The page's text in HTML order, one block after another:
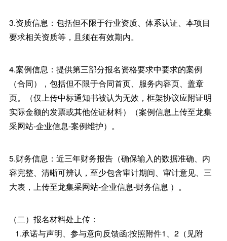
3.资质信息：包括但不限于行业资质、体系认证、本项目
要求相关资质等，且须在有效期内。
4.案例信息：提供第三部分报名资格要求中要求的案例
（合同），包括但不限于合同首页、服务内容页、盖章
页。（仅上传中标通知书被认为无效，框架协议应附证明
实际金额的发票或其他佐证材料）（案例信息上传至龙集
采网站-企业信息-案例维护）。
5.财务信息：近三年财务报告（确保输入的数据准确、内
容完整、清晰可辨认，至少包含审计期间、审计意见、三
大表，上传至龙集采网站-企业信息-财务信息 ）。
（二）报名材料处上传：
1.承诺与声明、参与意向反馈函:按照附件1、2（见附